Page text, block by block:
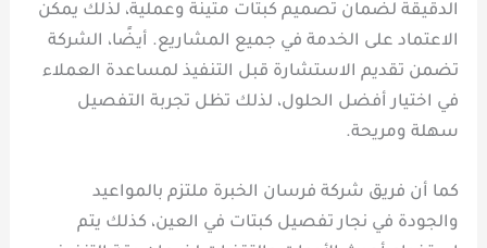
الدقيقة لضمان تصميم كبتات متينة وعملية، لذلك يمكن
الاعتماد على الخدمة في جميع المشاريع. أيضًا، الشركة
تضمن تقديم الاستشارة قبل التنفيذ لمساعدة العملاء
في اختيار أفضل الحلول، لذلك تظل تجربة التفصيل
سهلة ومريحة.
كما أن فريق شركة فرسان الخبرة ملتزم بالمواعيد
والجودة في نجار تفصيل كبتات في العين، كذلك يتم